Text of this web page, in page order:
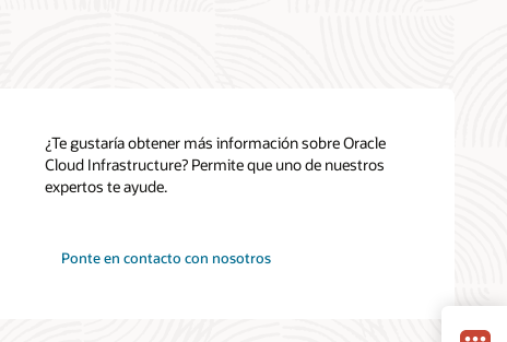
¿Te gustaría obtener más información sobre Oracle
Cloud Infrastructure? Permite que uno de nuestros
expertos te ayude.
Ponte en contacto con nosotros